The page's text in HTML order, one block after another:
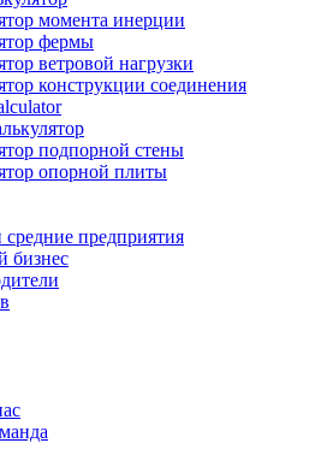
момента инерции
фермы
ветровой нагрузки
конструкции соединения
подпорной стены
опорной плиты
предприятия
бизнес